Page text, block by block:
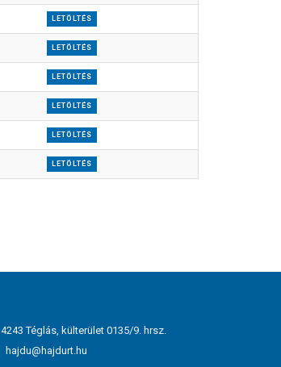
LETÖLTÉS
LETÖLTÉS
LETÖLTÉS
LETÖLTÉS
LETÖLTÉS
LETÖLTÉS
4243 Téglás, külterület 0135/9. hrsz.
hajdu@hajdurt.hu